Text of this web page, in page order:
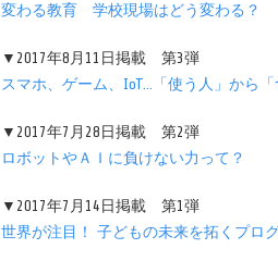
変わる教育 学校現場はどう変わる？
▼2017年8月11日掲載 第3弾
スマホ、ゲーム、IoT…「使う人」から
▼2017年7月28日掲載 第2弾
ロボットやＡＩに負けない力って？
▼2017年7月14日掲載 第1弾
世界が注目！ 子どもの未来を拓くプロ